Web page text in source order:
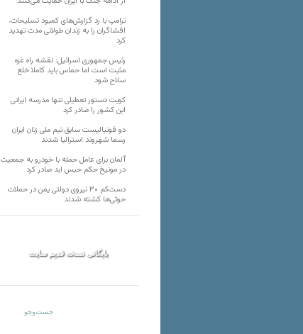
ترامپ با رد گزارش‌های کمبود تسلیحات،
افشاگران را به زندان طولانی مدت تهدید
کرد
رئیس‌ جمهوری اسرائیل: نقشه راه غزه
مثبت است اما حماس باید کاملا خلع
سلاح شود
کویت دستور تعطیلی تنها مدرسه ایرانی
این کشور را صادر کرد
دو فوتبالیست سابق تیم ملی زنان ایران
رسما شهروند استرالیا شدند
آلمان برای عامل حمله با خودرو به جمعیت
در مونیخ حکم حبس ابد صادر کرد
دست‌کم ۳۰ نیروی دولتی یمن در حملات
حوثی‌ها کشته شدند
بایگانی نسخه قدیم سایت